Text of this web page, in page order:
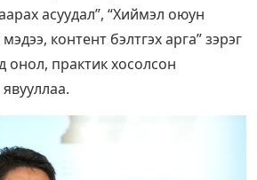
асуудал”, “Хиймэл оюун
контент бэлтгэх арга” зэрэг
онол, практик хосолсон